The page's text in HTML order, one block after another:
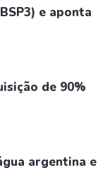
e aponta
de 90%
argentina e